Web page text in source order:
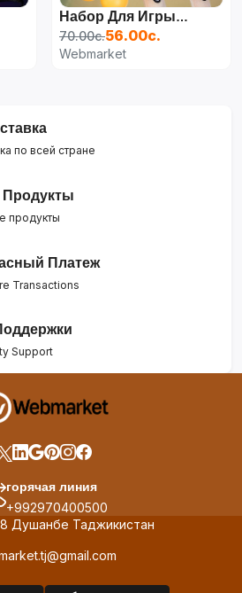
Набор Для Игры В Настольный Теннис, Арт.
70.00с.56.00с.
Webmarket
по всей стране
продукты
Платеж
Transactions
Support
горячая линия
+992970400500
Душанбе Таджикистан